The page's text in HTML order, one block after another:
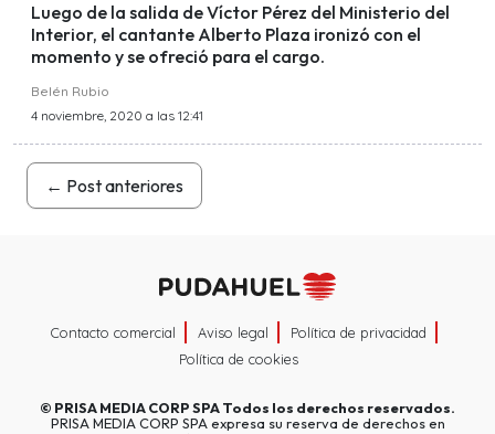
Luego de la salida de Víctor Pérez del Ministerio del
Interior, el cantante Alberto Plaza ironizó con el
momento y se ofreció para el cargo.
Belén Rubio
4 noviembre, 2020 a las 12:41
← Post anteriores
Contacto comercial Aviso legal
Política de privacidad
Política de cookies
© PRISA MEDIA CORP SPATodos los derechos reservados.
PRISA MEDIA CORP SPA expresa su reserva de derechos en